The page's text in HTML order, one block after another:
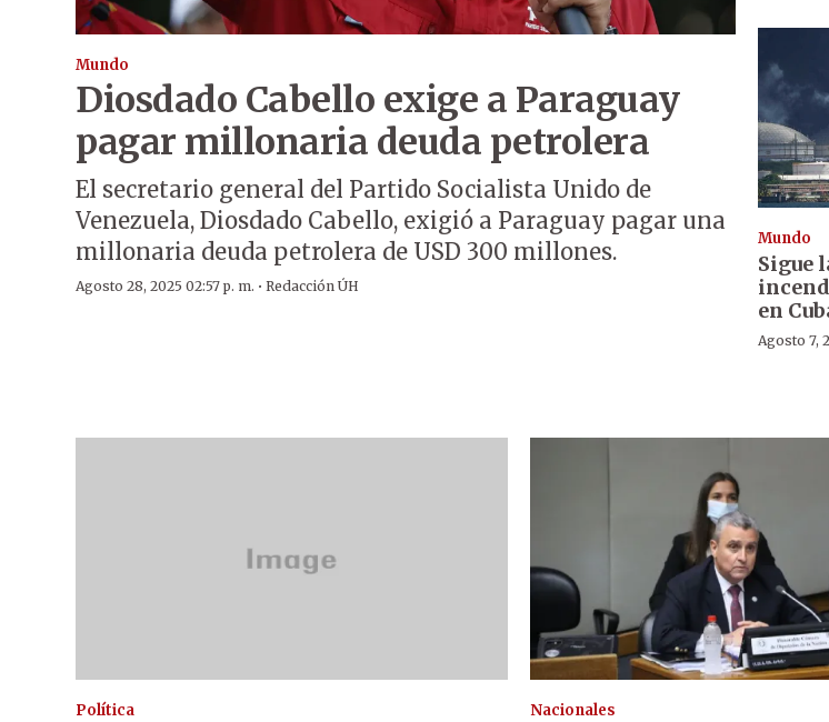
Mundo
Diosdado Cabello exige a Paraguay
pagar millonaria deuda petrolera
El secretario general del Partido Socialista Unido de
Venezuela, Diosdado Cabello, exigió a Paraguay pagar una
millonaria deuda petrolera de USD 300 millones.
Agosto 28, 2025 02:57 p. m. · Redacción ÚH
Mundo
Sigue
en
Agosto 7,
Política Nacionales